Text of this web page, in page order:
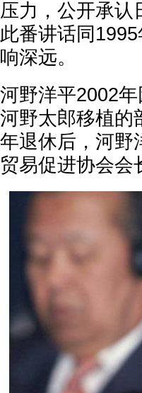
压力，公开承认
此番讲话同
响深远。
河野洋平2002
河野太郎移植的
年退休后，河野
贸易促进协会会